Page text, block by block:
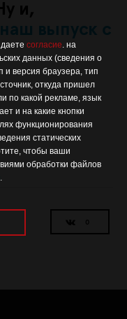
согласие. на
данных (сведения о
версия браузера, тип
откуда пришел
по какой рекламе, язык
и на какие кнопки
функционирования
статических
чтобы ваши
обработки файлов
.
и,
выпуск с